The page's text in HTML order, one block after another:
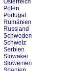
Österreich
Polen
Portugal
Rumänien
Russland
Schweden
Schweiz
Serbien
Slowakei
Slowenien